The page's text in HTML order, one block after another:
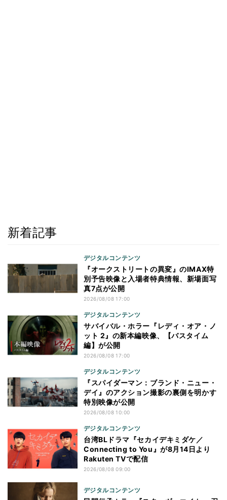
新着記事
デジタルコンテンツ
『オークストリートの異変』のIMAX特
別予告映像と入場者特典情報、新場面写
真7点が公開
2026/08/08 17:00
デジタルコンテンツ
サバイバル・ホラー『レディ・オア・ノ
ット 2』の新本編映像、【バスタイム
編】が公開
2026/08/08 17:00
デジタルコンテンツ
『スパイダーマン：ブランド・ニュー・
デイ』のアクション撮影の裏側を明かす
特別映像が公開
2026/08/08 10:00
デジタルコンテンツ
台湾BLドラマ『セカイデキミダケ／
Connecting to You』が8月14日より
Rakuten TVで配信
2026/08/08 09:00
デジタルコンテンツ